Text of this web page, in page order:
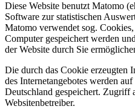
Diese Website benutzt Matomo
Software zur statistischen
Matomo verwendet sog.
Computer gespeichert werden
der Website durch Sie
Die durch das Cookie erzeugten
des Internetangebotes werden
Deutschland gespeichert. Zugriff
Websitenbetreiber.